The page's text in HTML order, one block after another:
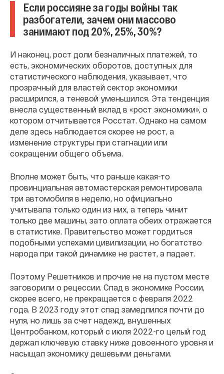
Если россияне за годы войны так
разбогатели, зачем они массово
занимают под 20%, 25%, 30%?
И наконец, рост доли безналичных платежей, то
есть, экономических оборотов, доступных для
статистического наблюдения, указывает, что
прозрачный для властей сектор экономики
расширился, а теневой уменьшился. Эта тенденция
внесла существенный вклад в «рост экономики», о
котором отчитывается Росстат. Однако на самом
деле здесь наблюдается скорее не рост, а
изменение структуры при стагнации или
сокращении общего объема.
Вполне может быть, что раньше какая-то
провинциальная автомастерская ремонтировала
три автомобиля в неделю, но официально
учитывала только один из них, а теперь чинит
только две машины, зато оплата обеих отражается
в статистике. Правительство может гордиться
подобными успехами цивилизации, но богатство
народа при такой динамике не растет, а падает.
Поэтому Решетников и прочие не на пустом месте
заговорили о рецессии. Спад в экономике России,
скорее всего, не прекращается с февраля 2022
года. В 2023 году этот спад замедлился почти до
нуля, но лишь за счет надежд, внушенных
Центробанком, который с июля 2022-го целый год
держал ключевую ставку ниже довоенного уровня и
насыщал экономику дешевыми деньгами.